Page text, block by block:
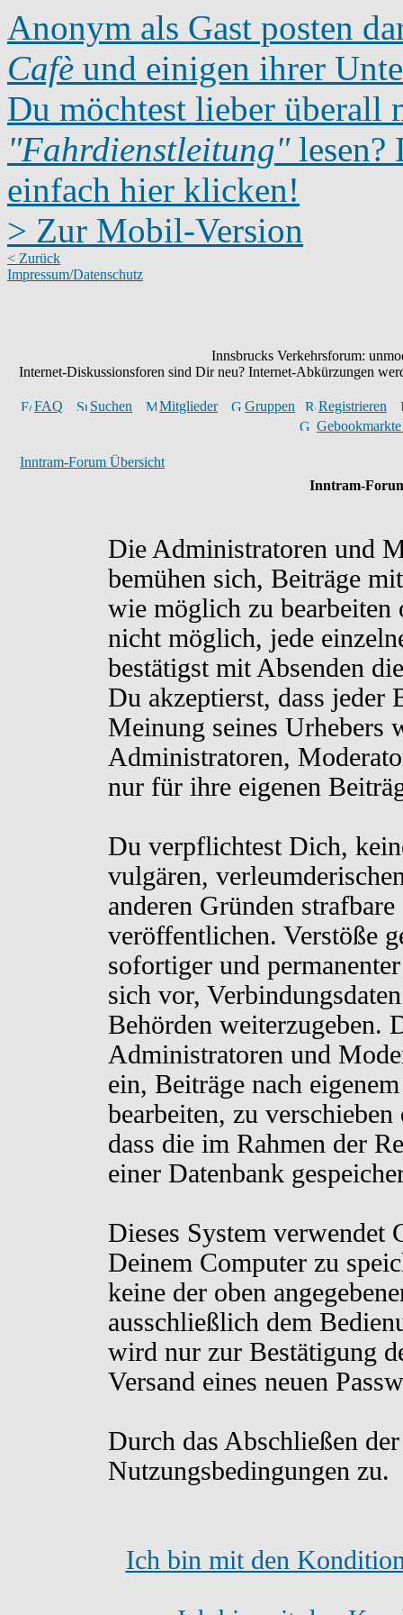
Anonym als Gast posten
Cafè und einigen ihrer
Du möchtest lieber überall
"Fahrdienstleitung"lesen?
einfach hier klicken!
> Zur Mobil-Version
< Zurück
Impressum/Datenschutz
Innsbrucks Verkehrsforum:
Internet-Diskussionsforen sind Dir neu? Internet-Abkürzungen
FAQ Suchen Mitglieder Gruppen
Registrieren
Inntram-Forum Übersicht
Inntram-
Die Administratoren und
bemühen sich, Beiträge
wie möglich zu bearbeiten
nicht möglich, jede
bestätigst mit Absenden
Du akzeptierst, dass jeder
Meinung seines Urhebers
Administratoren,
nur für ihre eigenen
Du verpflichtest Dich,
vulgären,
anderen Gründen
veröffentlichen. Verstöße
sofortiger und
sich vor,
Behörden weiterzugeben.
Administratoren und
ein, Beiträge nach
bearbeiten, zu
dass die im Rahmen der
einer Datenbank
Dieses System verwendet
Deinem Computer zu
keine der oben
ausschließlich dem
wird nur zur Bestätigung
Versand eines neuen
Durch das Abschließen
Nutzungsbedingungen zu.
Ich bin mit den